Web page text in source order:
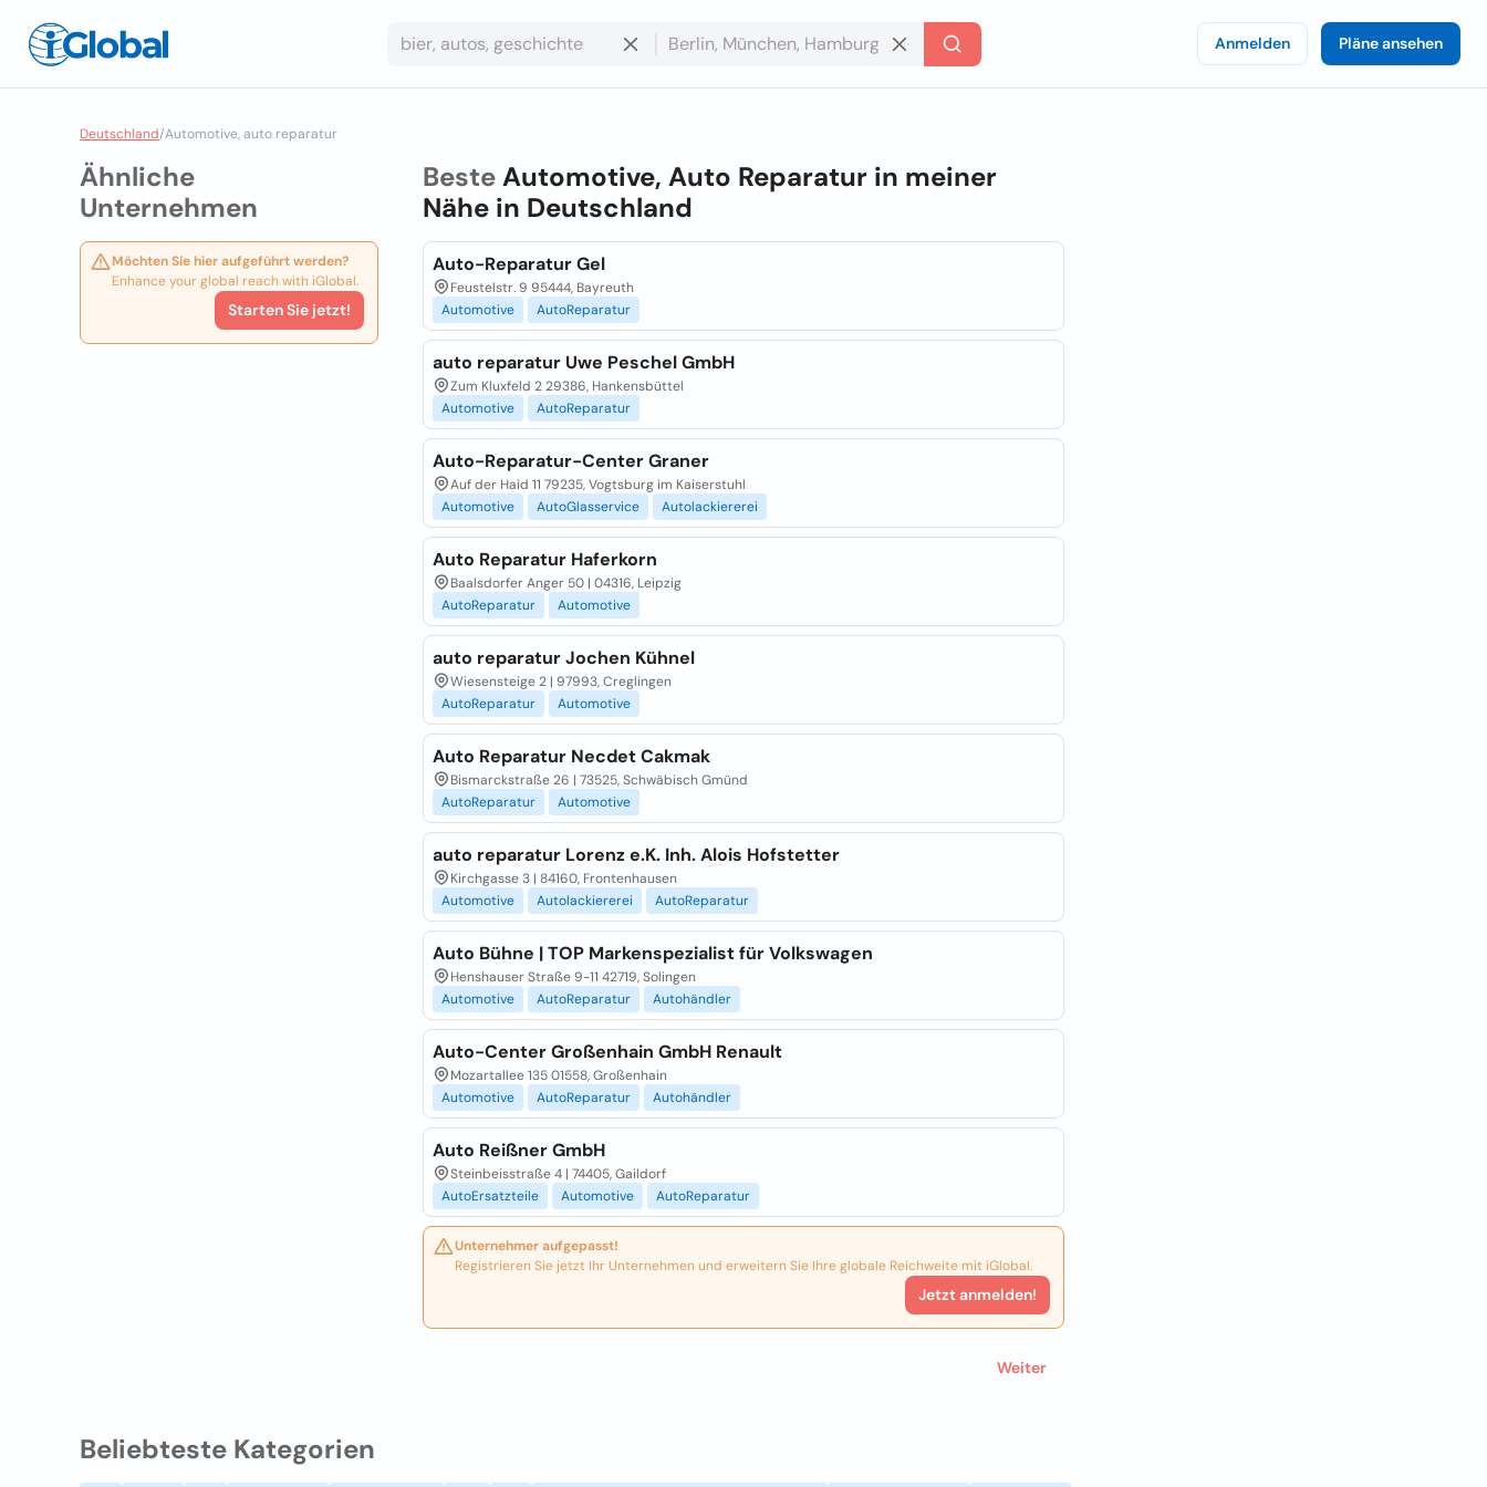
Anmelden Pläne ansehen
Deutschland/Automotive, auto reparatur
Ähnliche
Unternehmen
Möchten Sie hier aufgeführt werden?
Enhance your global reach with iGlobal.
Starten Sie jetzt!
BesteAutomotive, Auto Reparatur in meiner
Nähe in Deutschland
Auto-Reparatur Gel
Feustelstr. 9 95444, Bayreuth
Automotive
AutoReparatur
auto reparatur Uwe Peschel GmbH
Zum Kluxfeld 2 29386, Hankensbüttel
Automotive
AutoReparatur
Auto-Reparatur-Center Graner
Auf der Haid 11 79235, Vogtsburg im Kaiserstuhl
Automotive
AutoGlasservice Autolackiererei
Auto Reparatur Haferkorn
Baalsdorfer Anger 50 | 04316, Leipzig
AutoReparatur
Automotive
auto reparatur Jochen Kühnel
Wiesensteige 2 | 97993, Creglingen
AutoReparatur
Automotive
Auto Reparatur Necdet Cakmak
Bismarckstraße 26 | 73525, Schwäbisch Gmünd
AutoReparatur
Automotive
auto reparatur Lorenz e.K. Inh. Alois Hofstetter
Kirchgasse 3 | 84160, Frontenhausen
Automotive
Autolackiererei AutoReparatur
Auto Bühne | TOP Markenspezialist für Volkswagen
Henshauser Straße 9-11 42719, Solingen
Automotive
AutoReparatur Autohändler
Auto-Center Großenhain GmbH Renault
Mozartallee 135 01558, Großenhain
Automotive
AutoReparatur Autohändler
Auto Reißner GmbH
Steinbeisstraße 4 | 74405, Gaildorf
AutoErsatzteile
Automotive AutoReparatur
Unternehmer aufgepasst!
Registrieren Sie jetzt Ihr Unternehmen und erweitern Sie Ihre globale Reichweite mit iGlobal.
Jetzt anmelden!
Weiter
Beliebteste Kategorien